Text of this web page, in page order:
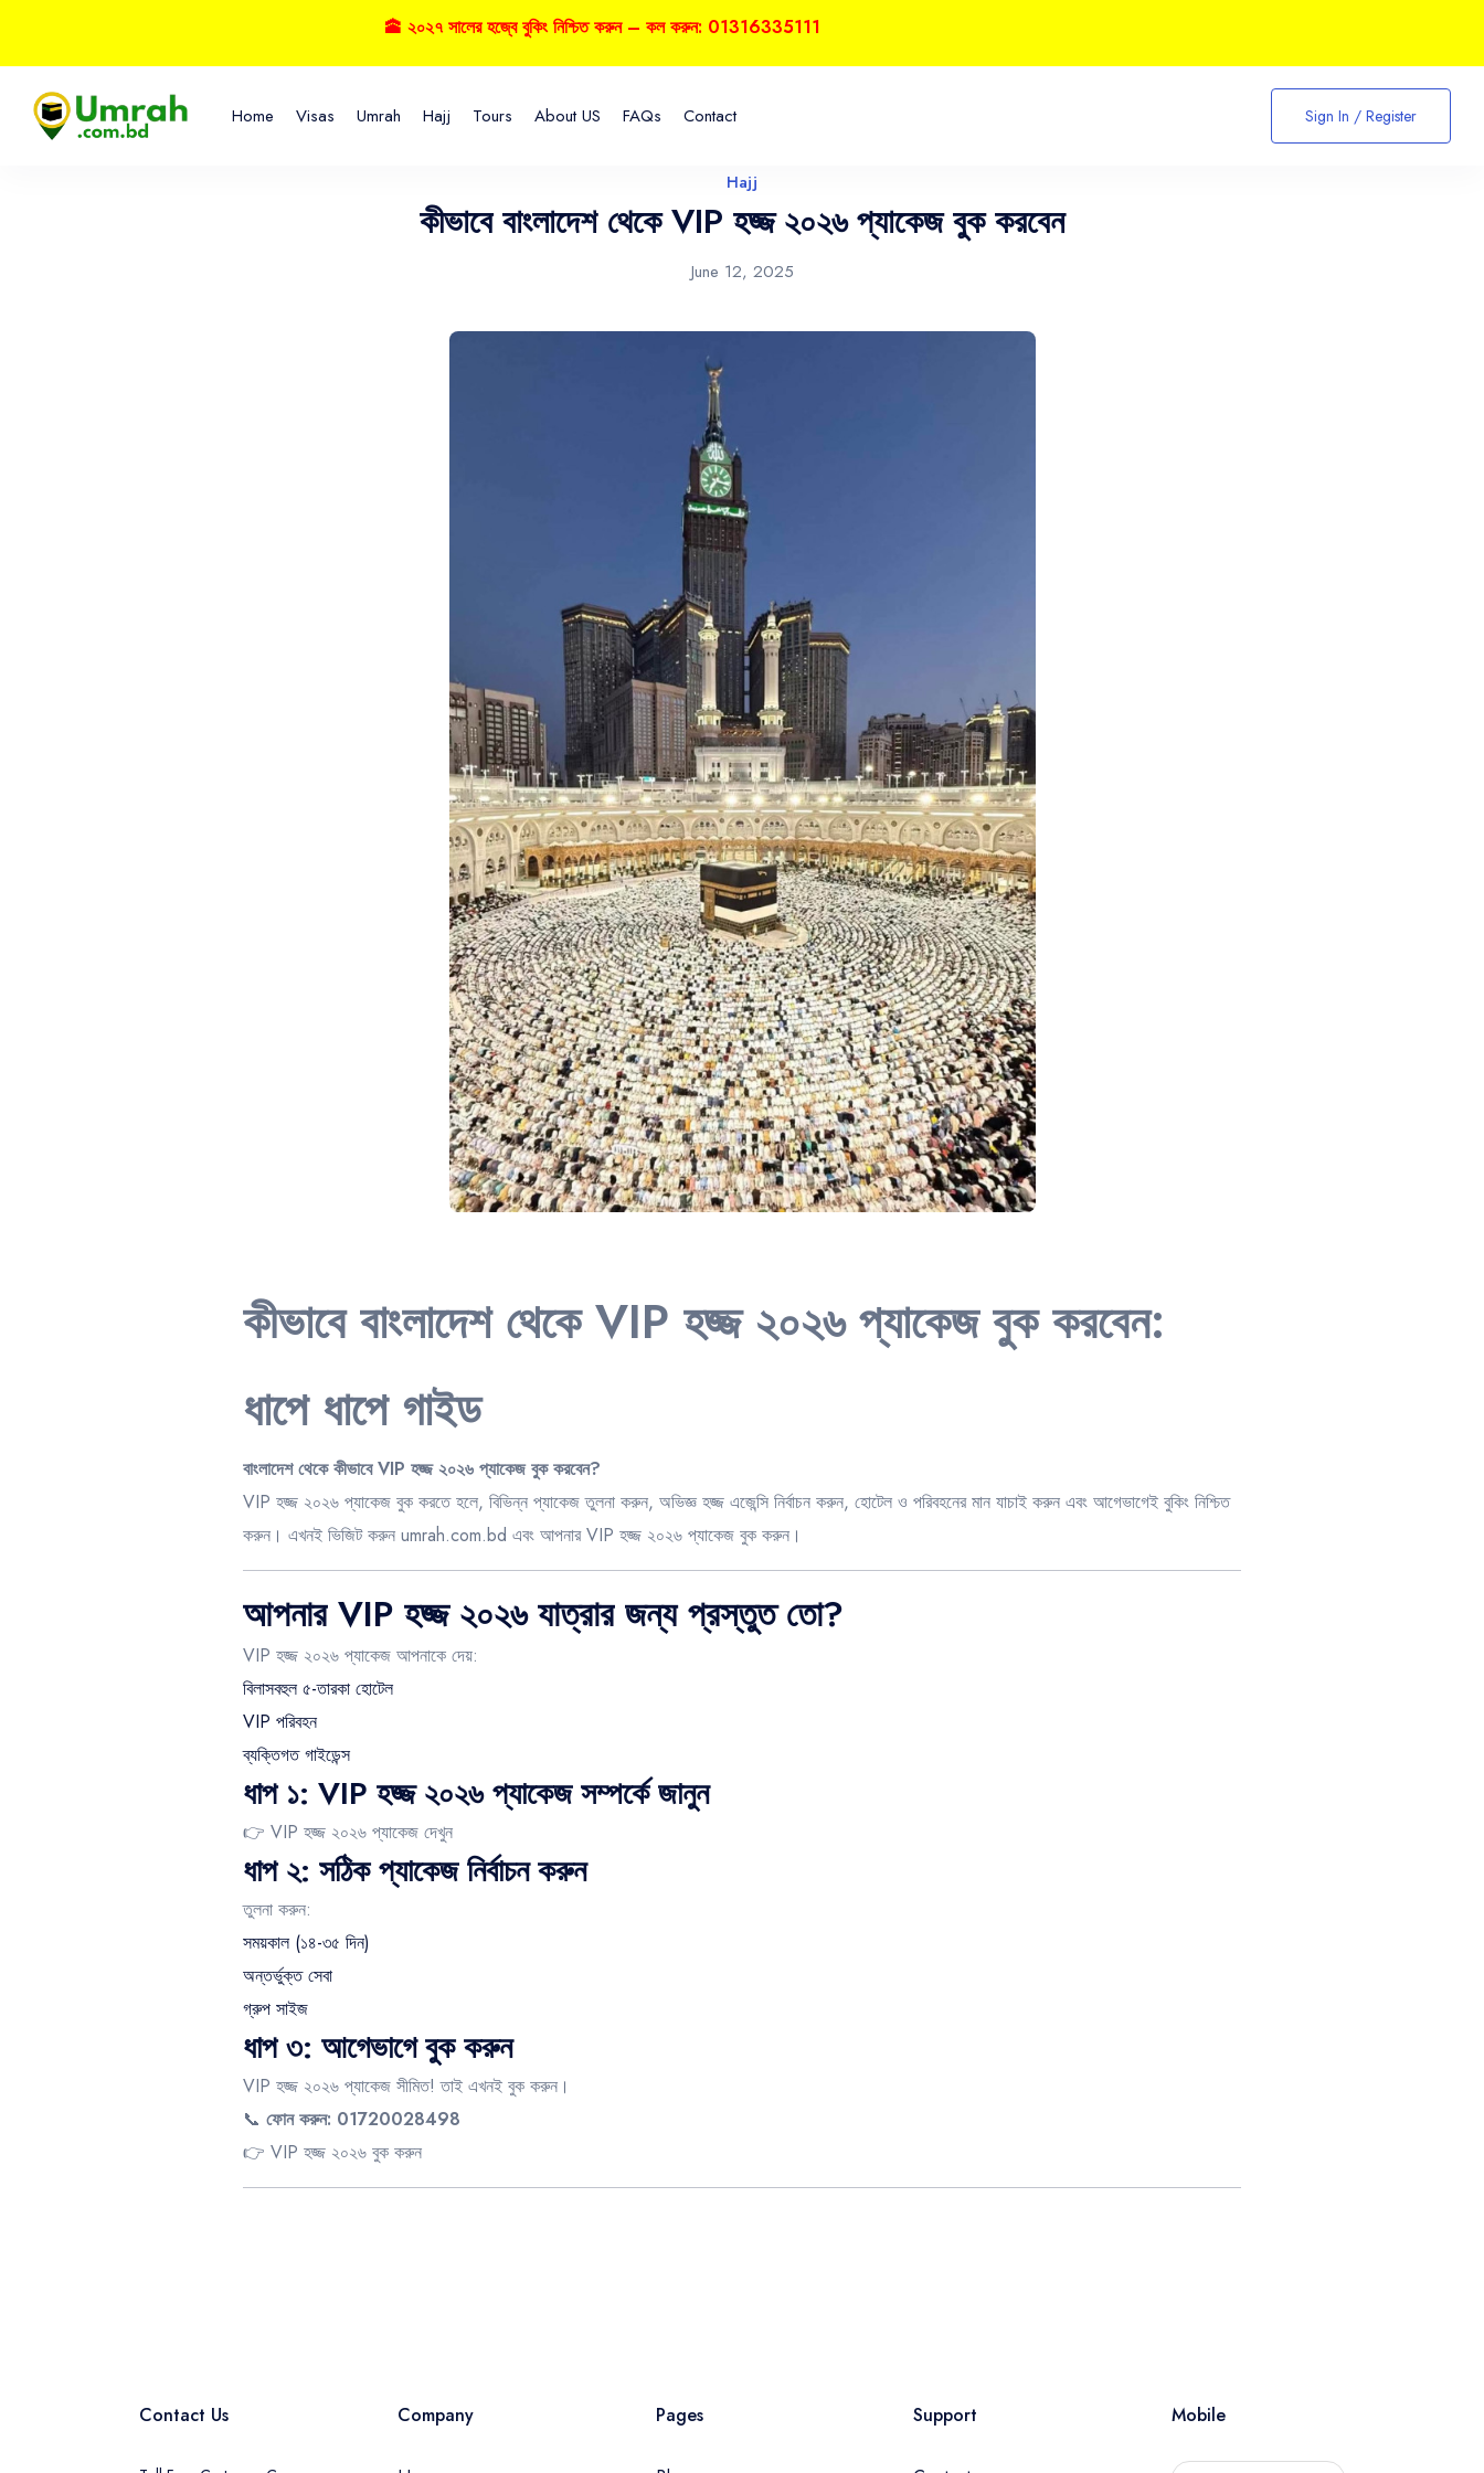
Home Visas Umrah Hajj Tours About US FAQs Contact Sign In / Register
Hajj
কীভাবে বাংলাদেশ থেকে VIP হজ্জ ২০২৬ প্যাকেজ বুক করবেন
June 12, 2025
কীভাবে বাংলাদেশ থেকে VIP হজ্জ ২০২৬ প্যাকেজ বুক করবেন:
ধাপে ধাপে গাইড
বাংলাদেশ থেকে কীভাবে VIP হজ্জ ২০২৬ প্যাকেজ বুক করবেন?
VIP হজ্জ ২০২৬ প্যাকেজ বুক করতে হলে, বিভিন্ন প্যাকেজ তুলনা করুন, অভিজ্ঞ হজ্জ এজেন্সি নির্বাচন করুন, হোটেল ও পরিবহনের মান যাচাই করুন এবং আগেভাগেই বুকিং নিশ্চিত
করুন। এখনই ভিজিট করুন umrah.com.bd এবং আপনার VIP হজ্জ ২০২৬ প্যাকেজ বুক করুন।
আপনার VIP হজ্জ ২০২৬ যাত্রার জন্য প্রস্তুত তো?
VIP হজ্জ ২০২৬ প্যাকেজ আপনাকে দেয়:
বিলাসবহুল ৫-তারকা হোটেল
VIP পরিবহন
ব্যক্তিগত গাইডেন্স
ধাপ ১: VIP হজ্জ ২০২৬ প্যাকেজ সম্পর্কে জানুন
👉 VIP হজ্জ ২০২৬ প্যাকেজ দেখুন
ধাপ ২: সঠিক প্যাকেজ নির্বাচন করুন
তুলনা করুন:
সময়কাল (১৪-৩৫ দিন)
অন্তর্ভুক্ত সেবা
গ্রুপ সাইজ
ধাপ ৩: আগেভাগে বুক করুন
VIP হজ্জ ২০২৬ প্যাকেজ সীমিত! তাই এখনই বুক করুন।
📞 ফোন করুন: 01720028498
👉 VIP হজ্জ ২০২৬ বুক করুন
🕋 ২০২৭ সালের হজ্বে বুকিং নিশ্চিত করুন – কল করুন: 01316335111
Contact Us Company Pages Support Mobile